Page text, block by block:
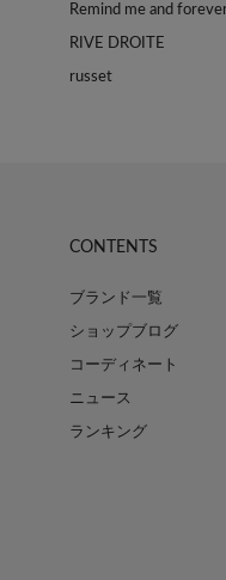
Remind me and
RIVE DROITE
russet
CONTENTS
ブランド一覧
ショップブログ
コーディネート
ニュース
ランキング